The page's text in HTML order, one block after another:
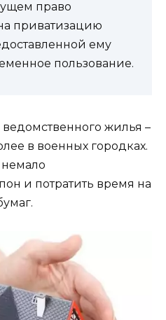
право
приватизацию
ему
пользование.
жилья –
в военных городках.
и потратить время на